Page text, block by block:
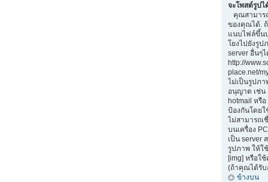
จะโพสต์รูปไ
คุณสามาร
ของคุณได้.
แนบไฟล์ขึ้น
โยงไปยังรูป
server อื่นๆ
http://
place.net/
ไม่เป็นรูปภา
อนุญาต เช่น
hotmail หรือ
ป้องกันโดย
ไม่สามารถเ
บนเครื่อง
เป็น server
รูปภาพ ให้ใ
[img] หรือใ
(ถ้าคุณได้รั
ข้างบน